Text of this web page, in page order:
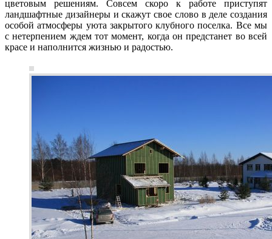
цветовым решениям. Совсем скоро к работе приступят
ландшафтные дизайнеры и скажут свое слово в деле создания
особой атмосферы уюта закрытого клубного поселка. Все мы
с нетерпением ждем тот момент, когда он предстанет во всей
красе и наполнится жизнью и радостью.